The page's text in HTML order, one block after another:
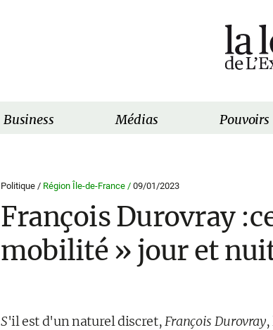
Business Médias Pouvoirs
Politique / Région Île-de-France / 09/01/2023
François Durovray
mobilité » jour et
S'il est d'un naturel discret,François Durovray,